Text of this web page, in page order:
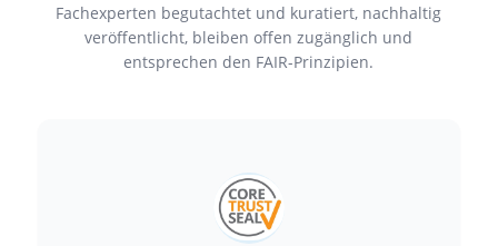
Fachexperten begutachtet und kuratiert, nachhaltig
veröffentlicht, bleiben offen zugänglich und
entsprechen den FAIR-Prinzipien.